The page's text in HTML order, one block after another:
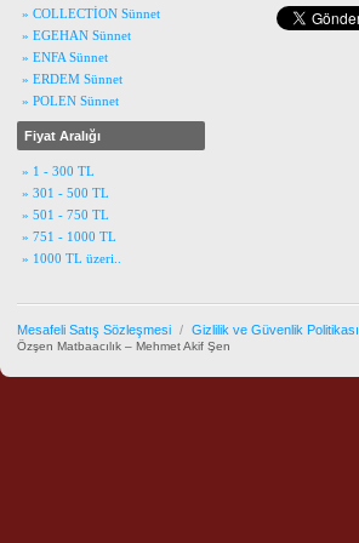
» COLLECTİON Sünnet
» EGEHAN Sünnet
» ENFA Sünnet
» ERDEM Sünnet
» POLEN Sünnet
Fiyat Aralığı
» 1 - 300 TL
» 301 - 500 TL
» 501 - 750 TL
» 751 - 1000 TL
» 1000 TL üzeri..
Mesafeli Satış Sözleşmesi / Gizlilik ve Güvenlik Politikası
Özşen Matbaacılık – Mehmet Akif Şen